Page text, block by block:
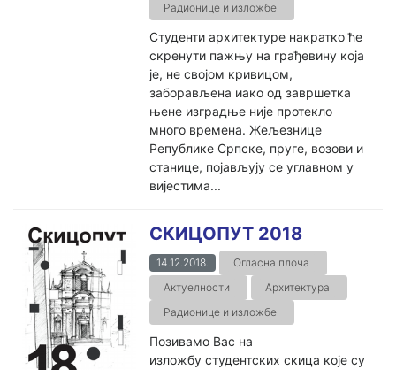
Радионице и изложбе
Студенти архитектуре накратко ће
скренути пажњу на грађевину која
је, не својом кривицом,
заборављена иако од завршетка
њене изградње није протекло
много времена. Жељезнице
Републике Српске, пруге, возови и
станице, појављују се углавном у
вијестима...
СКИЦОПУТ 2018
14.12.2018.
Огласна плоча
Актуелности
Архитектура
Радионице и изложбе
Позивамо Вас на
изложбу студентских скица које су